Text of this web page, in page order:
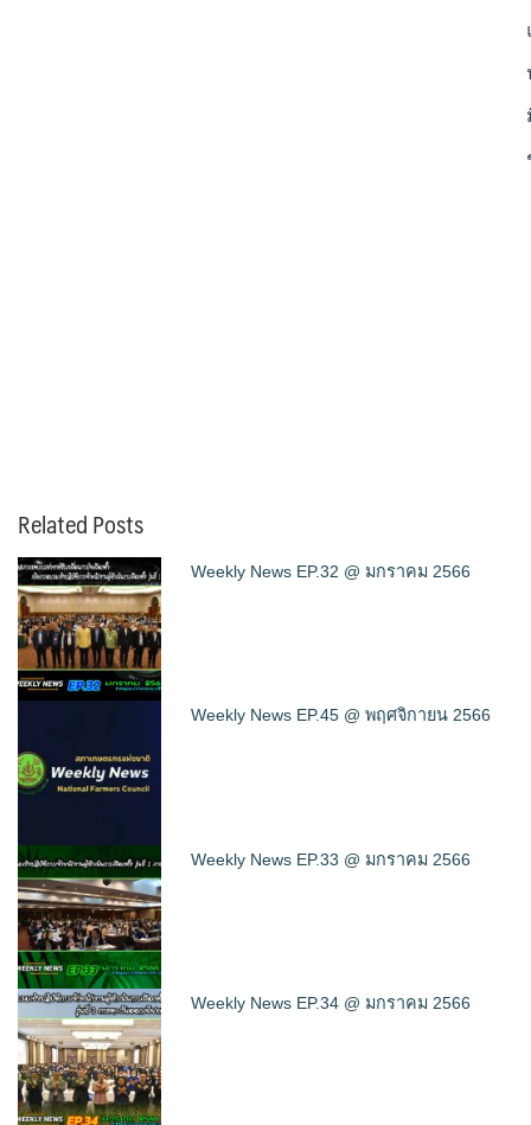
Related Posts
Weekly News EP.32 @ มกราคม 2566
Weekly News EP.45 @ พฤศจิกายน 2566
Weekly News EP.33 @ มกราคม 2566
Weekly News EP.34 @ มกราคม 2566